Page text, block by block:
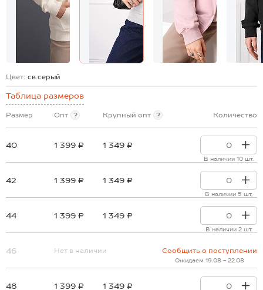
Цвет: св.серый
Таблица размеров
Размер Опт ? Крупный опт ? Количество
40 1 399 ₽ 1 349 ₽
В наличии 10 шт.
42 1 399 ₽ 1 349 ₽
В наличии 5 шт.
44 1 399 ₽ 1 349 ₽
В наличии 2 шт.
46 Нет в наличии Сообщить о поступлении
Ожидаем 19.08 - 22.08
48 1 399 ₽ 1 349 ₽